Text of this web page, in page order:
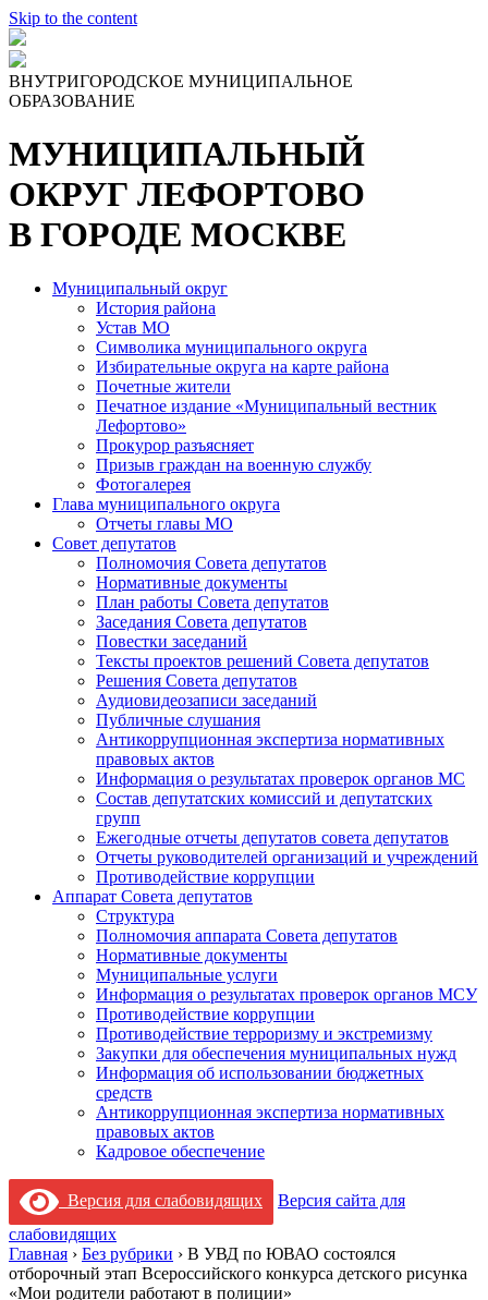
Skip to the content
ВНУТРИГОРОДСКОЕ МУНИЦИПАЛЬНОЕ
ОБРАЗОВАНИЕ
МУНИЦИПАЛЬНЫЙ
ОКРУГ ЛЕФОРТОВО
В ГОРОДЕ МОСКВЕ
Муниципальный округ
История района
Устав МО
Символика муниципального округа
Избирательные округа на карте района
Почетные жители
Печатное издание «Муниципальный вестник
Лефортово»
Прокурор разъясняет
Призыв граждан на военную службу
Фотогалерея
Глава муниципального округа
Отчеты главы МО
Совет депутатов
Полномочия Совета депутатов
Нормативные документы
План работы Совета депутатов
Заседания Cовета депутатов
Повестки заседаний
Тексты проектов решений Совета депутатов
Решения Совета депутатов
Аудиовидеозаписи заседаний
Публичные слушания
Антикоррупционная экспертиза нормативных
правовых актов
Информация о результатах проверок органов МС
Состав депутатских комиссий и депутатских
групп
Ежегодные отчеты депутатов совета депутатов
Отчеты руководителей организаций и учреждений
Противодействие коррупции
Аппарат Совета депутатов
Структура
Полномочия аппарата Совета депутатов
Нормативные документы
Муниципальные услуги
Информация о результатах проверок органов МСУ
Противодействие коррупции
Противодействие терроризму и экстремизму
Закупки для обеспечения муниципальных нужд
Информация об использовании бюджетных
средств
Антикоррупционная экспертиза нормативных
правовых актов
Кадровое обеспечение
Версия для слабовидящих
Версия сайта для
слабовидящих
Главная › Без рубрики › В УВД по ЮВАО состоялся
отборочный этап Всероссийского конкурса детского рисунка
«Мои родители работают в полиции»